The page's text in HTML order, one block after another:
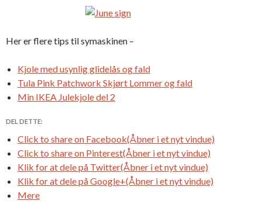
Her er flere tips til symaskinen –
Kjole med usynlig glidelås og fald
Tula Pink Patchwork Skjørt Lommer og fald
Min IKEA Julekjole del 2
DEL DETTE:
Click to share on Facebook(Åbner i et nyt vindue)
Click to share on Pinterest(Åbner i et nyt vindue)
Klik for at dele på Twitter(Åbner i et nyt vindue)
Klik for at dele på Google+(Åbner i et nyt vindue)
Mere